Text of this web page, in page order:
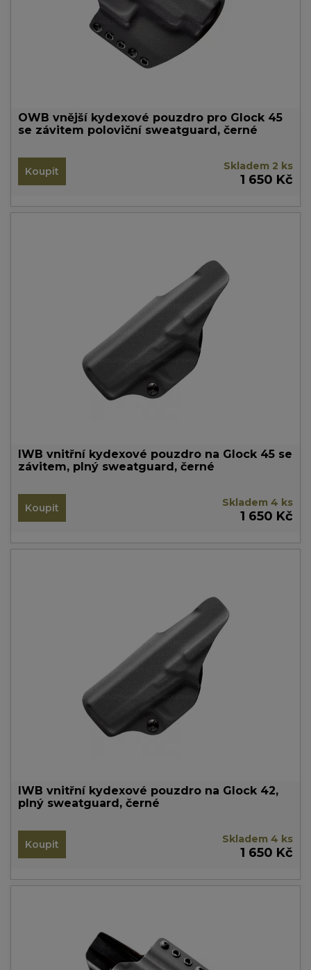
OWB vnější kydexové pouzdro pro Glock 45
se závitem poloviční sweatguard, černé
Koupit Skladem 2 ks
1 650 Kč
IWB vnitřní kydexové pouzdro na Glock 45 se
závitem, plný sweatguard, černé
Koupit Skladem 4 ks
1 650 Kč
IWB vnitřní kydexové pouzdro na Glock 42,
plný sweatguard, černé
Koupit Skladem 4 ks
1 650 Kč